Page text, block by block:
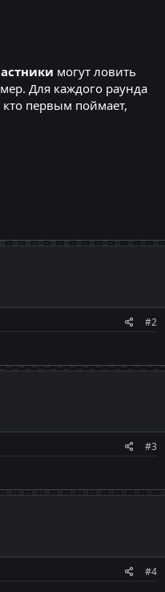
могут ловить
Для каждого раунда
первым поймает,
#2
#3
#4